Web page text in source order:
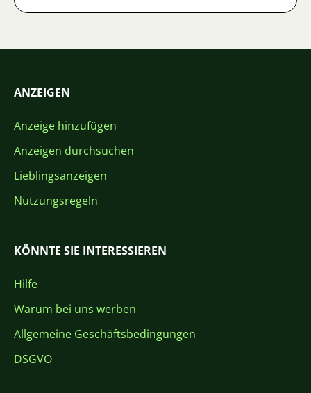
ANZEIGEN
Anzeige hinzufügen
Anzeigen durchsuchen
Lieblingsanzeigen
Nutzungsregeln
KÖNNTE SIE INTERESSIEREN
Hilfe
Warum bei uns werben
Allgemeine Geschäftsbedingungen
DSGVO